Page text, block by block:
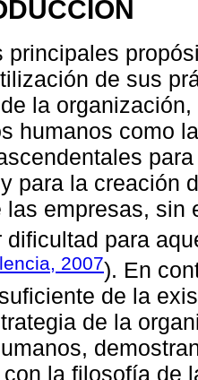
principales
de sus
la
humanos como
para la creación
las empresas, sin
dificultad para
2007). En
de la
de la
la filosofía de